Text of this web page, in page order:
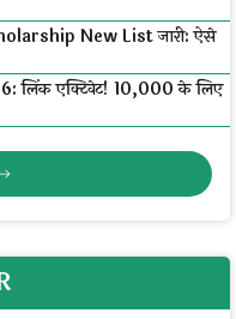
New List जारी: ऐसे
एक्टिवेट! ₹10,000 के लिए